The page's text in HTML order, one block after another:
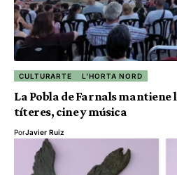
CULTURARTE L'HORTA NORD
La Pobla de Farnals mantiene
títeres, cine y música
PorJavier Ruiz